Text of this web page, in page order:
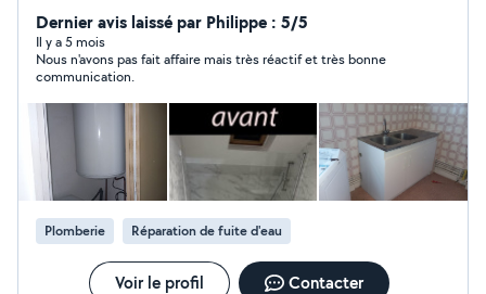
traditionnel, je reste à votre écoute si vous avez besoin
de conseils pour des travaux de plomberie ou de
chauffage, voir même une création de salle de bain , je
peux vous aider à aménager ou agencer le logement à
votre goût . Mes compétences ne s'arrêtent pas là je
fais aussi de la couverture zinguerie ( démoussage
toiture nettoyage gouttière etc...) et de la charpente
aussi.
Dernier avis laissé par Philippe : 5/5
Il y a 5 mois
Nous n'avons pas fait affaire mais très réactif et très bonne
communication.
Plomberie Réparation de fuite d'eau
Voir le profil Contacter